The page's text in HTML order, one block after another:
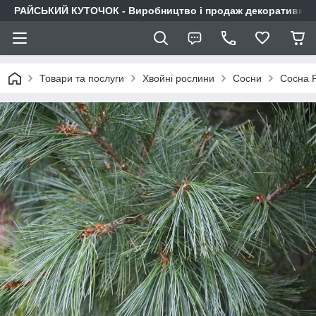
РАЙСЬКИЙ КУТОЧОК - Виробництво і продаж декоративних
Товари та послуги Хвойні рослини Сосни Сосна